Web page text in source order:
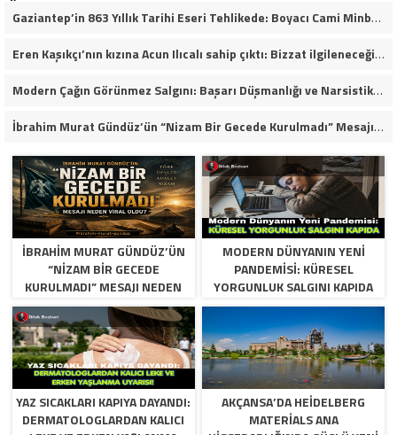
Gaziantep’in 863 Yıllık Tarihi Eseri Tehlikede: Boyacı Cami Minberi İçin “Restorasyon Durdurulsun” Çağrısı!
Eren Kaşıkçı’nın kızına Acun Ilıcalı sahip çıktı: Bizzat ilgileneceğim
Modern Çağın Görünmez Salgını: Başarı Düşmanlığı ve Narsistik Yükseliş
İbrahim Murat Gündüz’ün “Nizam Bir Gecede Kurulmadı” Mesajı Sosyal Medyada Geniş Yankı Uyandırdı
İBRAHIM MURAT GÜNDÜZ’ÜN
“NIZAM BIR GECEDE
KURULMADI” MESAJI NEDEN
VIRAL OLDU?
MODERN DÜNYANIN YENI
PANDEMISI: KÜRESEL
YORGUNLUK SALGINI KAPIDA
YAZ SICAKLARI KAPIYA DAYANDI:
DERMATOLOGLARDAN KALICI
AKÇANSA’DA HEIDELBERG
MATERIALS ANA